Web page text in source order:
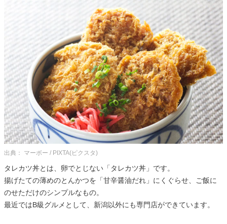
出典： マーボー / PIXTA(ピクスタ)
タレカツ丼とは、卵でとじない「タレカツ丼」です。
揚げたての薄めのとんかつを「甘辛醤油だれ」にくぐらせ、ご飯に
のせただけのシンプルなもの。
最近ではB級グルメとして、新潟以外にも専門店ができています。